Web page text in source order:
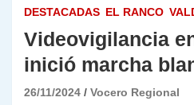
DESTACADAS EL RANCO
Videovigilancia
inició marcha
26/11/2024 Vocero Regional